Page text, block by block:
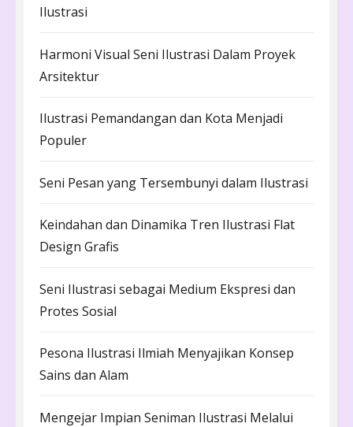
Ilustrasi
Harmoni Visual Seni Ilustrasi Dalam Proyek
Arsitektur
Ilustrasi Pemandangan dan Kota Menjadi
Populer
Seni Pesan yang Tersembunyi dalam Ilustrasi
Keindahan dan Dinamika Tren Ilustrasi Flat
Design Grafis
Seni Ilustrasi sebagai Medium Ekspresi dan
Protes Sosial
Pesona Ilustrasi Ilmiah Menyajikan Konsep
Sains dan Alam
Mengejar Impian Seniman Ilustrasi Melalui